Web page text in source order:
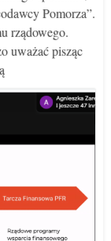
Pomorza”.
rządowego.
uważać pisząc